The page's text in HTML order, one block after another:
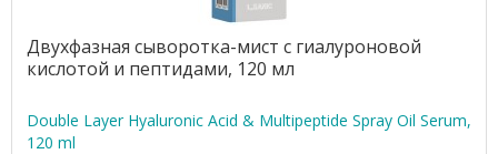
Двухфазная сыворотка-мист с гиалуроновой
кислотой и пептидами, 120 мл
Double Layer Hyaluronic Acid & Multipeptide Spray Oil Serum,
120 ml